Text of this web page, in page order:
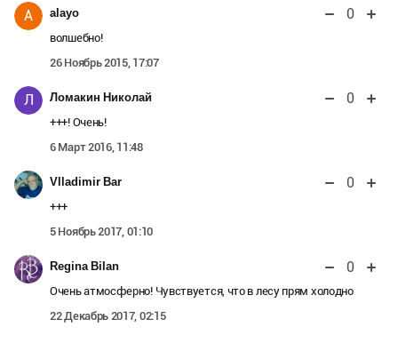
A alayo 0
волшебно!
26 Ноябрь 2015, 17:07
Л Ломакин Николай 0
+++! Очень!
6 Март 2016, 11:48
Vlladimir Bar 0
+++
5 Ноябрь 2017, 01:10
Regina Bilan 0
Очень атмосферно! Чувствуется, что в лесу прям холодно
22 Декабрь 2017, 02:15